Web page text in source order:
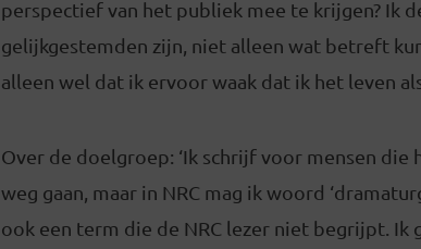
perspectief van het publiek mee te krijgen? Ik
gelijkgestemden zijn, niet alleen wat betreft
alleen wel dat ik ervoor waak dat ik het leven
Over de doelgroep: ‘Ik schrijf voor mensen
weg gaan, maar in NRC mag ik woord
ook een term die de NRC lezer niet begrijpt.